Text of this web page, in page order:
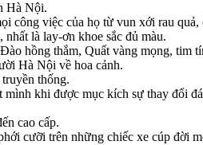
Hà Nội.
công việc của họ từ vun xới rau
là lay-ơn khoe sắc đủ màu.
hồng thắm, Quất vàng mọng, tim
Hà Nội về hoa cảnh.
thống.
khi được mục kích sự thay đổi
cao cấp.
cưỡi trên những chiếc xe cúp đời